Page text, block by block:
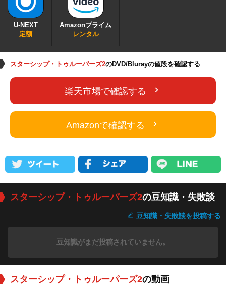
U-NEXT
定額
Amazonプライム
レンタル
スターシップ・トゥルーパーズ2のDVD/Blurayの値段を確認する
楽天市場で確認する
Amazonで確認する
スターシップ・トゥルーパーズ2の豆知識・失敗談
豆知識・失敗談を投稿する
豆知識がまだ投稿されていません。
スターシップ・トゥルーパーズ2の動画